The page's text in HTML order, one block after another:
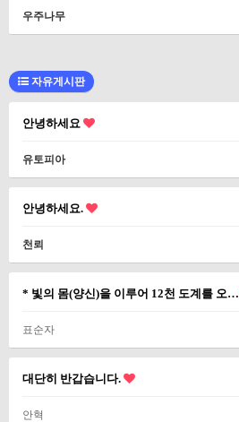
우주나무
자유게시판
안녕하세요
유토피아
안녕하세요.
천뢰
* 빛의 몸(양신)을 이루어 12천 도계를 오…
표순자
대단히 반갑습니다.
안혁